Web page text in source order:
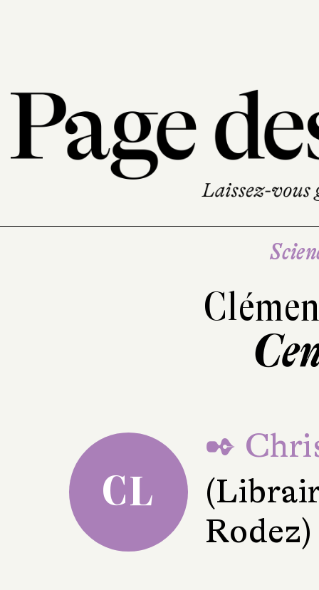
CL
✒
Rodez)